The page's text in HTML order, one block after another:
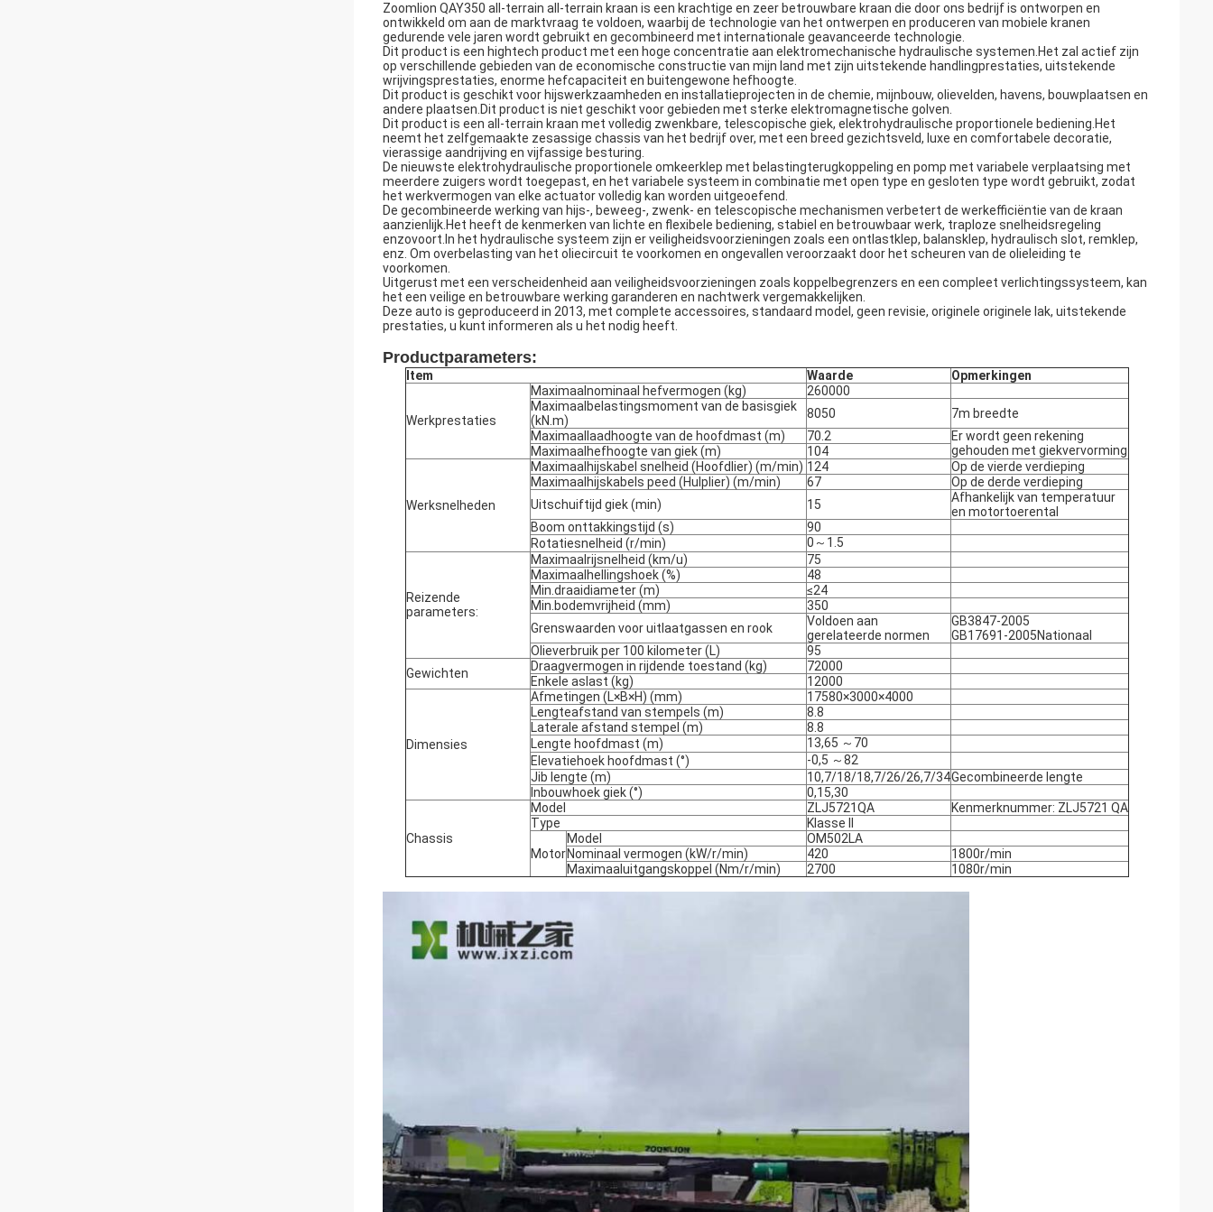
Zoomlion QAY350 all-terrain all-terrain kraan is een krachtige en zeer betrouwbare kraan die door ons bedrijf is ontworpen en
ontwikkeld om aan de marktvraag te voldoen, waarbij de technologie van het ontwerpen en produceren van mobiele kranen
gedurende vele jaren wordt gebruikt en gecombineerd met internationale geavanceerde technologie.
Dit product is een hightech product met een hoge concentratie aan elektromechanische hydraulische systemen.Het zal actief zijn
op verschillende gebieden van de economische constructie van mijn land met zijn uitstekende handlingprestaties, uitstekende
wrijvingsprestaties, enorme hefcapaciteit en buitengewone hefhoogte.
Dit product is geschikt voor hijswerkzaamheden en installatieprojecten in de chemie, mijnbouw, olievelden, havens, bouwplaatsen en
andere plaatsen.Dit product is niet geschikt voor gebieden met sterke elektromagnetische golven.
Dit product is een all-terrain kraan met volledig zwenkbare, telescopische giek, elektrohydraulische proportionele bediening.Het
neemt het zelfgemaakte zesassige chassis van het bedrijf over, met een breed gezichtsveld, luxe en comfortabele decoratie,
vierassige aandrijving en vijfassige besturing.
De nieuwste elektrohydraulische proportionele omkeerklep met belastingterugkoppeling en pomp met variabele verplaatsing met
meerdere zuigers wordt toegepast, en het variabele systeem in combinatie met open type en gesloten type wordt gebruikt, zodat
het werkvermogen van elke actuator volledig kan worden uitgeoefend.
De gecombineerde werking van hijs-, beweeg-, zwenk- en telescopische mechanismen verbetert de werkefficiëntie van de kraan
aanzienlijk.Het heeft de kenmerken van lichte en flexibele bediening, stabiel en betrouwbaar werk, traploze snelheidsregeling
enzovoort.In het hydraulische systeem zijn er veiligheidsvoorzieningen zoals een ontlastklep, balansklep, hydraulisch slot, remklep,
enz. Om overbelasting van het oliecircuit te voorkomen en ongevallen veroorzaakt door het scheuren van de olieleiding te
voorkomen.
Uitgerust met een verscheidenheid aan veiligheidsvoorzieningen zoals koppelbegrenzers en een compleet verlichtingssysteem, kan
het een veilige en betrouwbare werking garanderen en nachtwerk vergemakkelijken.
Deze auto is geproduceerd in 2013, met complete accessoires, standaard model, geen revisie, originele originele lak, uitstekende
prestaties, u kunt informeren als u het nodig heeft.
Productparameters:
Item Waarde Opmerkingen
Werkprestaties
Maximaalnominaal hefvermogen (kg)
260000
Maximaalbelastingsmoment van de basisgiek
(kN.m)
8050
7m breedte
Maximaallaadhoogte van de hoofdmast (m)
70.2
Er wordt geen rekening
gehouden met giekvervorming
Maximaalhefhoogte van giek (m) 104
Werksnelheden
Maximaalhijskabel snelheid (Hoofdlier) (m/min) 124
Op de vierde verdieping
Maximaalhijskabels peed (Hulplier) (m/min)
67
Op de derde verdieping
Uitschuiftijd giek (min)
15
Afhankelijk van temperatuur
en motortoerental
Boom onttakkingstijd (s)
90
Rotatiesnelheid (r/min)
0～1.5
Reizende
parameters:
Maximaalrijsnelheid (km/u)
75
Maximaalhellingshoek (%)
48
Min.draaidiameter (m)
≤24
Min.bodemvrijheid (mm)
350
Grenswaarden voor uitlaatgassen en rook
Voldoen aan
gerelateerde normen
GB3847-2005
GB17691-2005Nationaal
Olieverbruik per 100 kilometer (L)
95
Gewichten
Draagvermogen in rijdende toestand (kg)
72000
Enkele aslast (kg)
12000
Dimensies
Afmetingen (L×B×H) (mm)
17580×3000×4000
Lengteafstand van stempels (m)
8.8
Laterale afstand stempel (m)
8.8
Lengte hoofdmast (m)
13,65 ～70
Elevatiehoek hoofdmast (°)
-0,5 ～82
Jib lengte (m)
10,7/18/18,7/26/26,7/34Gecombineerde lengte
Inbouwhoek giek (°)
0,15,30
Chassis
Model ZLJ5721QA
Kenmerknummer: ZLJ5721 QA
Type
Klasse II
Motor
Model
OM502LA
Nominaal vermogen (kW/r/min)
420
1800r/min
Maximaaluitgangskoppel (Nm/r/min)
2700 1080r/min